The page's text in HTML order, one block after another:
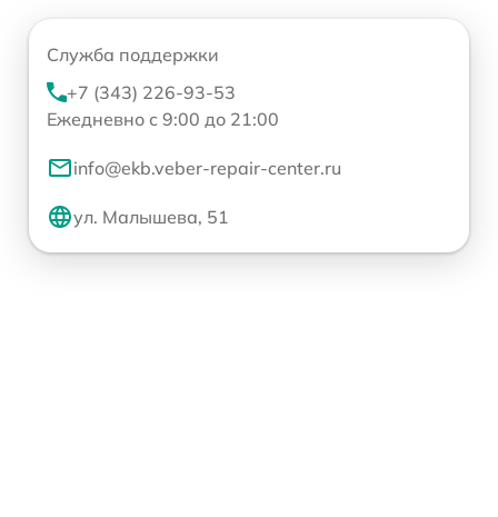
Служба поддержки
+7 (343) 226-93-53
Ежедневно с 9:00 до 21:00
info@ekb.veber-repair-center.ru
ул. Малышева, 51